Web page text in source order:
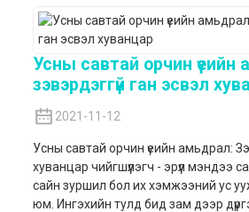
Усны савтай орчин үеийн
зэвэрдэггүй ган эсвэл
2021-11-12
Усны савтай орчин үеийн амьдрал:
хуванцар чийгшүүлэгч - эрүүл мэндээ
сайн зуршил бол их хэмжээний ус
юм. Ингэхийн тулд бид зам дээр